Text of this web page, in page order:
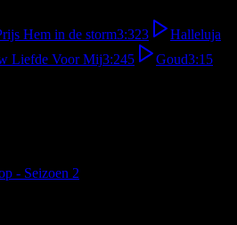
Hem in de storm3:323
Halleluja
Liefde Voor Mij3:245 Goud3:15
- Seizoen 2